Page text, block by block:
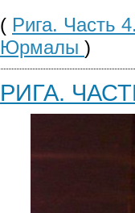
( Рига. Часть
Юрмалы )
РИГА.